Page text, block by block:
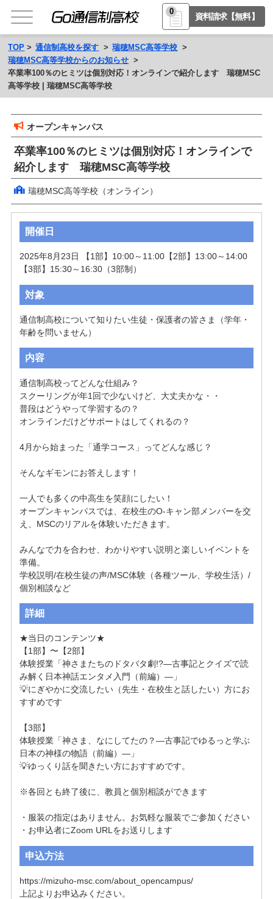
0
資料請求【無料】
TOP 通信制高校を探す
瑞穂MSC高等学校
瑞穂MSC高等学校からのお知らせ
卒業率100％のヒミツは個別対応！オンラインで紹介します 瑞穂MSC
高等学校 | 瑞穂MSC高等学校
オープンキャンパス
卒業率100％のヒミツは個別対応！オンラインで
紹介します 瑞穂MSC高等学校
瑞穂MSC高等学校（オンライン）
開催日
2025年8月23日 【1部】10:00～11:00【2部】13:00～14:00
【3部】15:30～16:30（3部制）
対象
通信制高校について知りたい生徒・保護者の皆さま（学年・
年齢を問いません）
内容
通信制高校ってどんな仕組み？
スクーリングが年1回で少ないけど、大丈夫かな・・
普段はどうやって学習するの？
オンラインだけどサポートはしてくれるの？
4月から始まった「通学コース」ってどんな感じ？
そんなギモンにお答えします！
一人でも多くの中高生を笑顔にしたい！
オープンキャンパスでは、在校生のO-キャン部メンバーを交
え、MSCのリアルを体験いただきます。
みんなで力を合わせ、わかりやすい説明と楽しいイベントを
準備。
学校説明/在校生徒の声/MSC体験（各種ツール、学校生活）/
個別相談など
詳細
★当日のコンテンツ★
【1部】〜【2部】
体験授業「神さまたちのドタバタ劇!?―古事記とクイズで読
み解く日本神話エンタメ入門（前編）―」
💡にぎやかに交流したい（先生・在校生と話したい）方にお
すすめです
【3部】
体験授業「神さま、なにしてたの？―古事記でゆるっと学ぶ
日本の神様の物語（前編）―」
💡ゆっくり話を聞きたい方におすすめです。
※各回とも終了後に、教員と個別相談ができます
・服装の指定はありません。お気軽な服装でご参加ください
・お申込者にZoom URLをお送りします
申込方法
https://mizuho-msc.com/about_opencampus/
上記よりお申込みください。